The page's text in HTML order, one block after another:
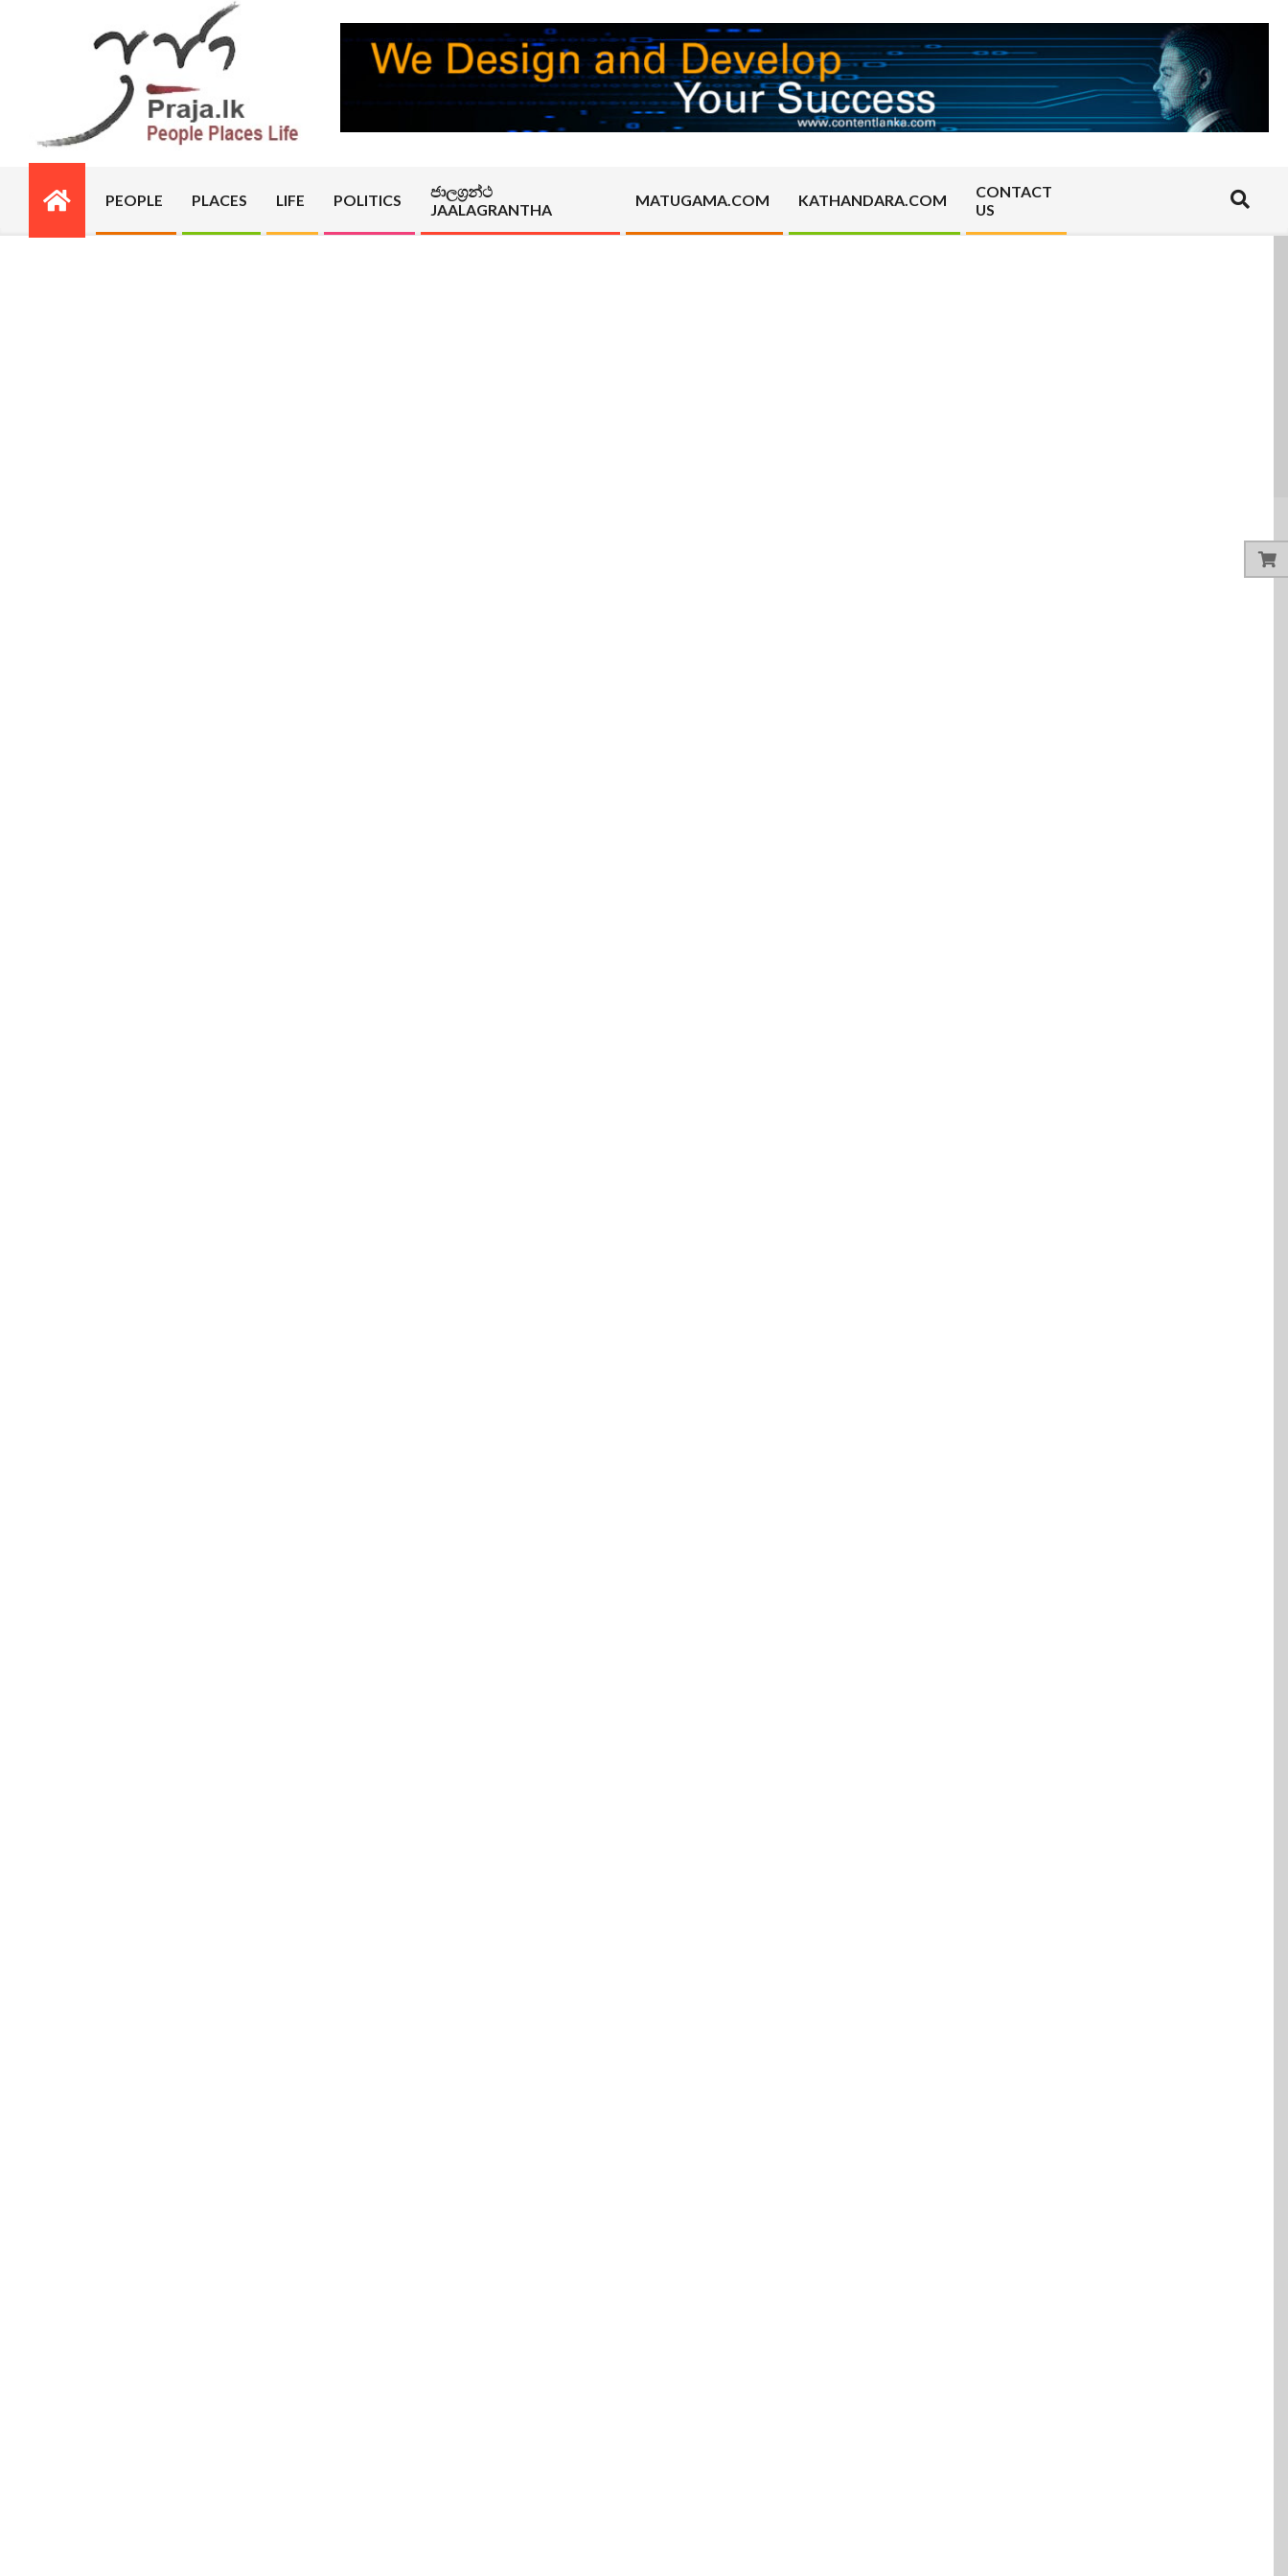
PRAJA.LK
Primary
Navigation
PEOPLE PLACES LIFE POLITICS
ජාලග්‍රන්ථ
JAALAGRANTHA
MATUGAMA.COM KATHANDARA.COM
CONTACT
US
Search